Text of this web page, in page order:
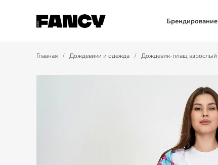
Брендирование
Главная / Дождевики и одежда / Дождевик-плащ взрослый